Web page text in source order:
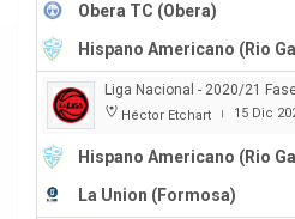
Obera TC (Obera)
Hispano Americano (Rio
Liga Nacional - 2020/21
Héctor Etchart | 15 Dic
Hispano Americano (Rio
La Union (Formosa)